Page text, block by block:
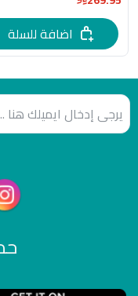
اضافة للسلة